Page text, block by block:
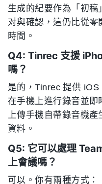
生成的紀要作為「初稿
对與確認，這仍比從
時間。
Q4: Tinrec 支援
嗎？
是的，Tinrec 提供
在手機上進行錄音並即
上傳手機自帶錄音機
資料。
Q5: 它可以處理
上會議嗎？
可以。你有兩種方式：